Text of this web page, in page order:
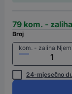
79 kom. -
Broj
kom. - zaliha
24-mjesečno